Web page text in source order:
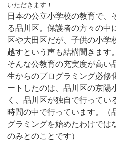
いただきます！
日本の公立小学校の教育で、
る品川区。保護者の方々の中
区や大田区だが、子供の小学
越すという声も結構聞きます。
そんな公教育の充実度が高い
生からのプログラミング必修
ートしたのは、品川区の京陽
く、品川区が独自で行ってい
時間の中で行っています。（
グラミングを始めたわけでは
のみとのことです）